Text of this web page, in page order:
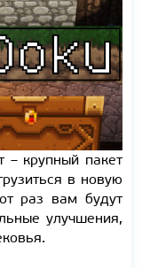
– крупный пакет
в новую
раз вам будут
улучшения,